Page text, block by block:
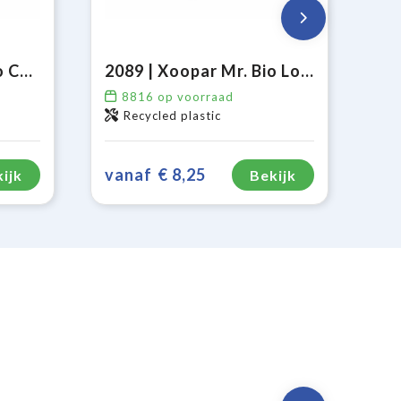
2081 | Xoopar Mr. Bio Charging cable 2089 | Xoopar Mr. Bio Long Power Delivery Oplaadkabel
8816 op voorraad
Recycled plastic
vanaf € 8,25 Bekijk